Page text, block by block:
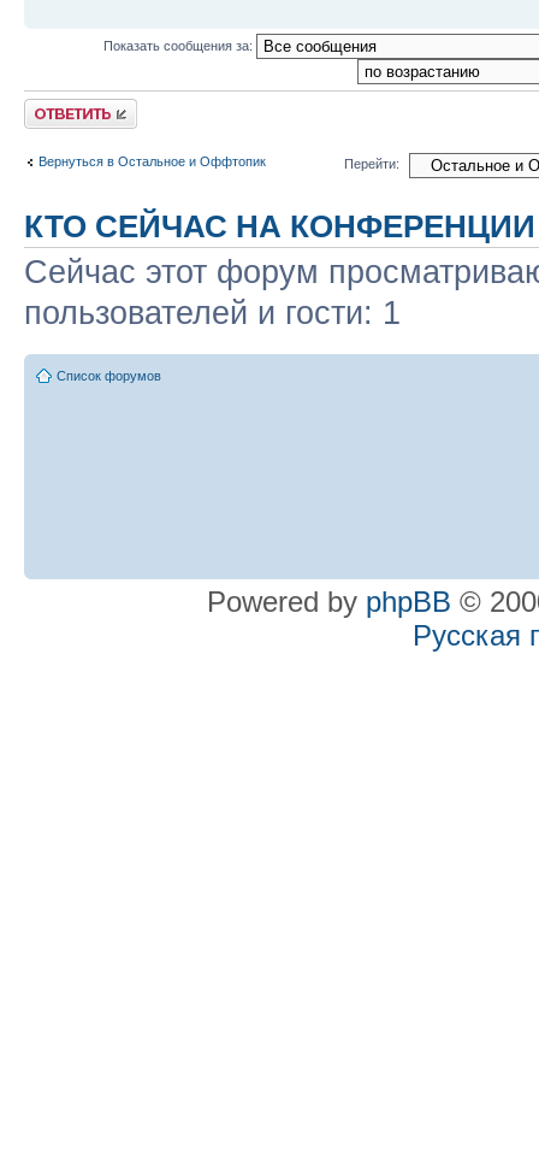
Показать сообщения за:
Ответить
Вернуться в Остальное и Оффтопик Перейти:
КТО СЕЙЧАС НА КОНФЕРЕНЦИИ
Сейчас этот форум
пользователей и гости: 1
Список форумов
Powered by phpBB ©
Русская